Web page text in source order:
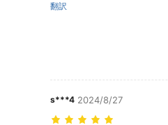
翻訳
s***4 2024/8/27